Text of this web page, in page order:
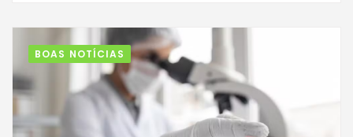
BOAS NOTÍCIAS